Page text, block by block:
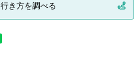
行き方を調べる